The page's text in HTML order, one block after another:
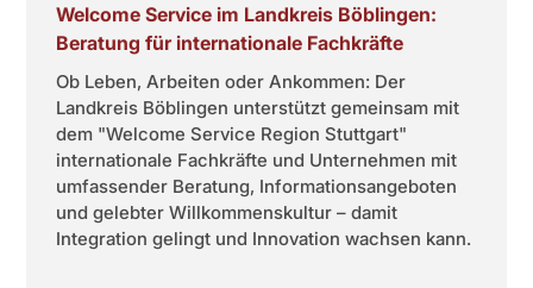
Welcome Service im Landkreis Böblingen:
Beratung für internationale Fachkräfte
Ob Leben, Arbeiten oder Ankommen: Der
Landkreis Böblingen unterstützt gemeinsam mit
dem "Welcome Service Region Stuttgart"
internationale Fachkräfte und Unternehmen mit
umfassender Beratung, Informationsangeboten
und gelebter Willkommenskultur – damit
Integration gelingt und Innovation wachsen kann.